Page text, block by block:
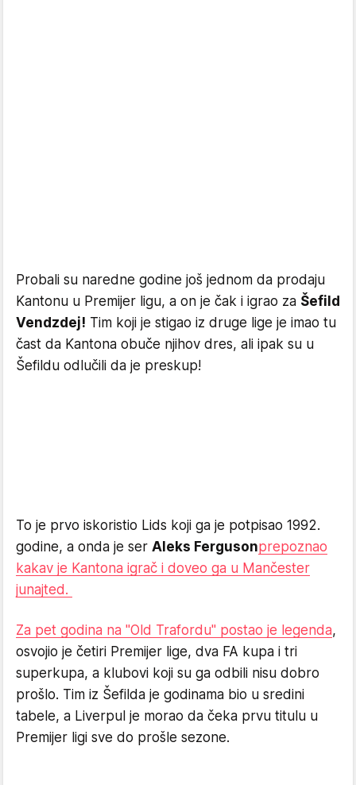
Probali su naredne godine još jednom da prodaju
Kantonu u Premijer ligu, a on je čak i igrao za Šefild
Vendzdej! Tim koji je stigao iz druge lige je imao tu
čast da Kantona obuče njihov dres, ali ipak su u
Šefildu odlučili da je preskup!
To je prvo iskoristio Lids koji ga je potpisao 1992.
godine, a onda je ser Aleks Fergusonprepoznao
kakav je Kantona igrač i doveo ga u Mančester
junajted.
Za pet godina na "Old Trafordu" postao je legenda,
osvojio je četiri Premijer lige, dva FA kupa i tri
superkupa, a klubovi koji su ga odbili nisu dobro
prošlo. Tim iz Šefilda je godinama bio u sredini
tabele, a Liverpul je morao da čeka prvu titulu u
Premijer ligi sve do prošle sezone.